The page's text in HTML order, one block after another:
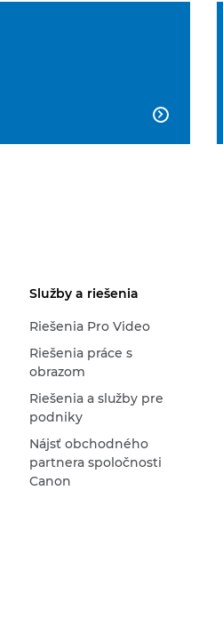

Služby a riešenia
Riešenia Pro Video
Riešenia práce s
obrazom
Riešenia a služby pre
podniky
Nájsť obchodného
partnera spoločnosti
Canon